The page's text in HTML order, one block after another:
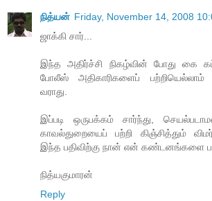
நித்யன் Friday, November 14, 2008
ஜாக்கி சார்...
இந்த அதிர்ச்சி நிகழ்வின் போது கை
போலீஸ் அதிகாரிகளைப் பற்றியெல்லாம்
வராது.
இப்படி ஒருபக்கம் சார்ந்து,
காவல்துறையைப் பற்றி கிஞ்சித்தும்
இந்த பதிவிற்கு நான் என் கண்டனங்களை
நித்யகுமாரன்
Reply